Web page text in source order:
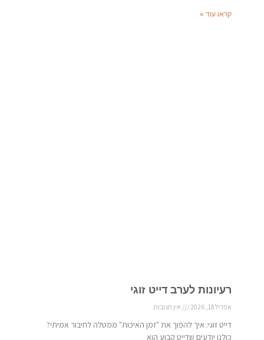
קראו עוד »
רעיונות לערב דייט זוגי
אפריל 18, 2026 אין תגובות
דייט זוגי: איך להפוך את "זמן האיכות" ממטלה לחיבור אמיתי?
כולנו יודעים שדייט קבוע הוא